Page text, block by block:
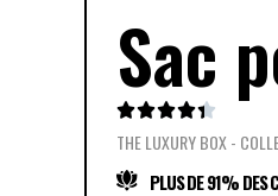
Sac

THE LUXURY BOX -
PLUS DE 91% DES